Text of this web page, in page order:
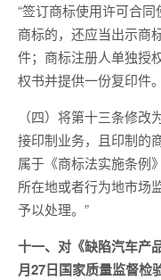
“签订商标使用许可合
商标的，还应当出示商
件；商标注册人单独授
权书并提供一份复印件
（四）将第十三条修
接印制业务，且印制的
属于《商标法实施条例
所在地或者行为地市场
予以处理。”
十一、对《缺陷汽车产
月27日国家质量监督检